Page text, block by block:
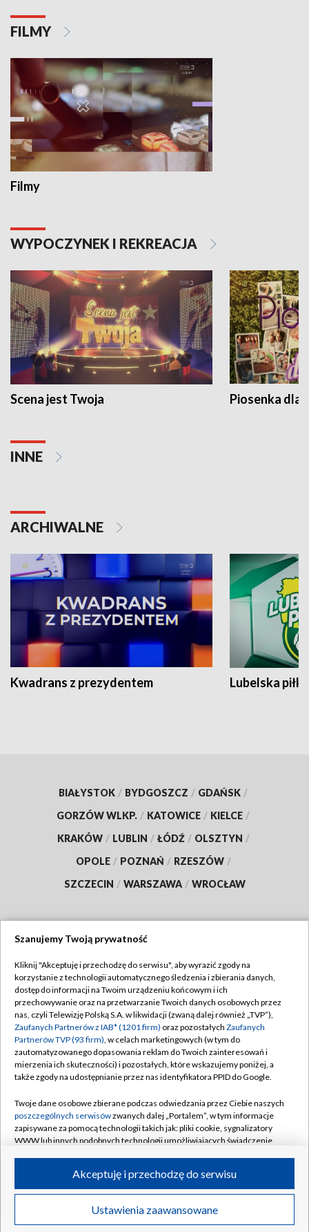
FILMY
Filmy
WYPOCZYNEK I REKREACJA
Scena jest Twoja Piosenka dla
INNE
ARCHIWALNE
Kwadrans z prezydentem Lubelska piłka
BIAŁYSTOK / BYDGOSZCZ / GDAŃSK /
GORZÓW WLKP. / KATOWICE / KIELCE /
KRAKÓW / LUBLIN / ŁÓDŹ / OLSZTYN /
OPOLE / POZNAŃ / RZESZÓW /
SZCZECIN / WARSZAWA / WROCŁAW
TVP
Abonament TVP
Emisja w TVP
Centrum informacji TVP
Naziemna Telewizja Cyfrowa
Rada Programowa
System NOS
Informacje o nadawcy
Program dla prasy
Ogłoszenie przetargowe
Regulamin TVP
Polityka prywatności
Moje zgody
Pomoc
Kontakt
Kanały
©2026 Telewizja Polska S.A. w likwidacji
Szanujemy Twoją prywatność
Kliknij "Akceptuję i przechodzę do serwisu", aby wyrazić zgody na
korzystanie z technologii automatycznego śledzenia i zbierania danych,
dostęp do informacji na Twoim urządzeniu końcowym i ich
przechowywanie oraz na przetwarzanie Twoich danych osobowych przez
nas, czyli Telewizję Polską S.A. w likwidacji (zwaną dalej również „TVP”),
Zaufanych Partnerów z IAB* (1201 firm) oraz pozostałych Zaufanych
Partnerów TVP (93 firm), w celach marketingowych (w tym do
zautomatyzowanego dopasowania reklam do Twoich zainteresowań i
mierzenia ich skuteczności) i pozostałych, które wskazujemy poniżej, a
także zgody na udostępnianie przez nas identyfikatora PPID do Google.
Twoje dane osobowe zbierane podczas odwiedzania przez Ciebie naszych
poszczególnych serwisówzwanych dalej „Portalem”, w tym informacje
zapisywane za pomocą technologii takich jak: pliki cookie, sygnalizatory
WWW lub innych podobnych technologii umożliwiających świadczenie
ruchu w Internecie.
Twoje dane osobowe zbierane podczas odwiedzania przez Ciebie
poszczególnych serwisówna Portalu, takie jak adresy IP, identyfikatory
Ustawienia zaawansowane
Akceptuję i przechodzę do serwisu